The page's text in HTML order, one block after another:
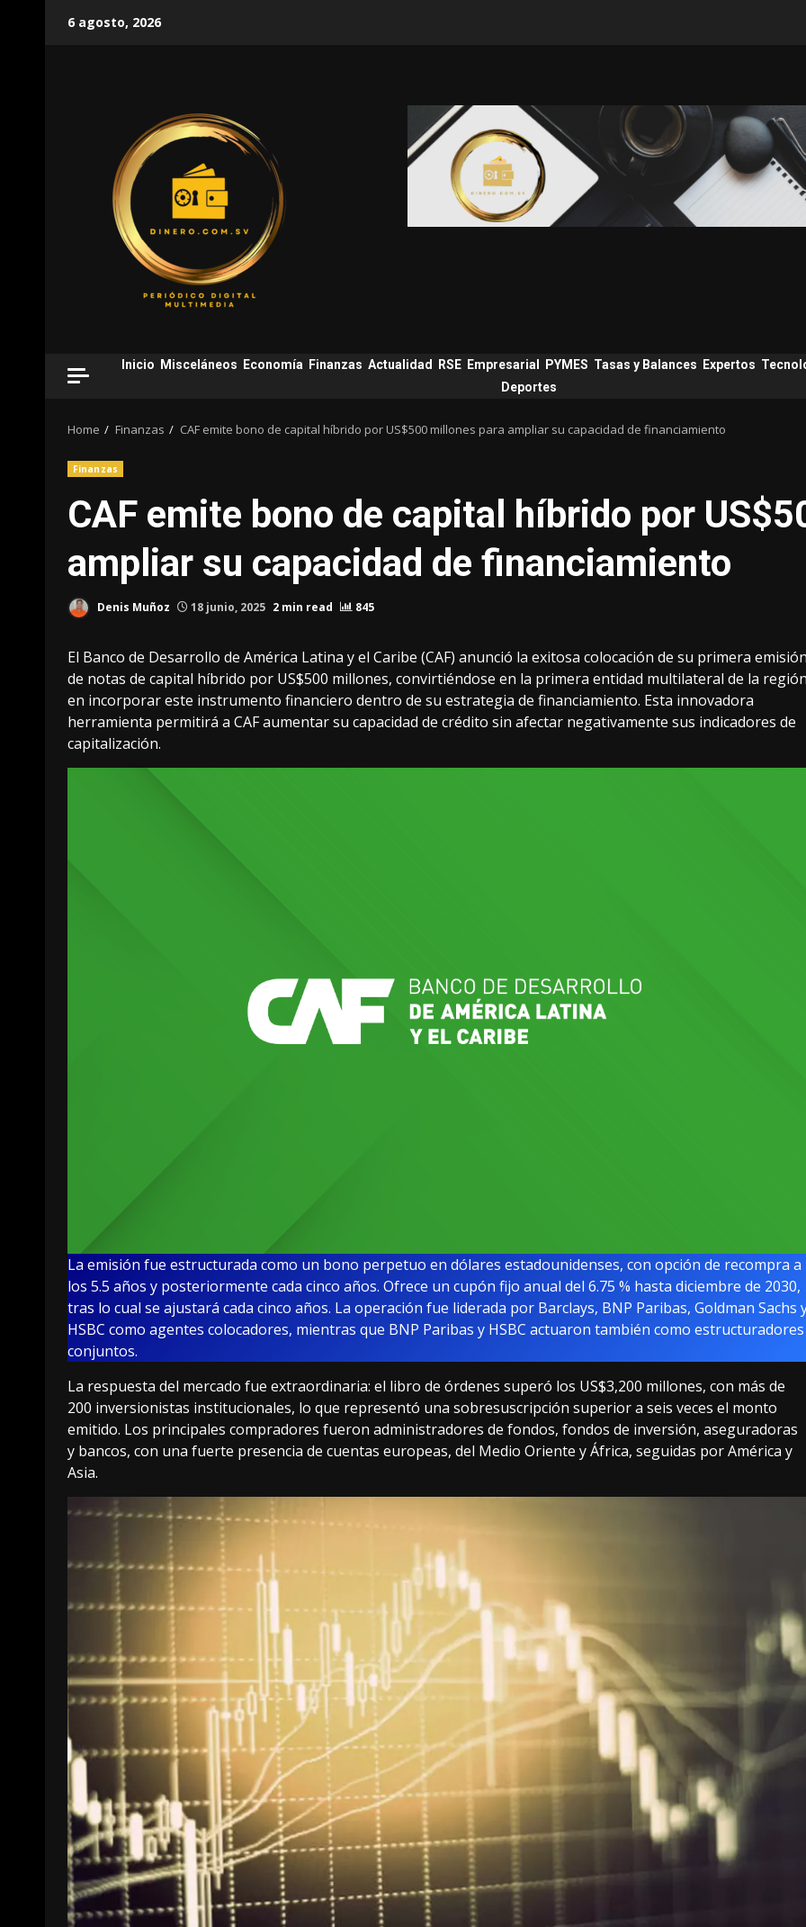
6 agosto, 2026
Inicio Misceláneos Economía Finanzas Actualidad RSE Empresarial PYMES Tasas y Balances Expertos
Deportes
Home Finanzas CAF emite bono de capital híbrido por US$500 millones para ampliar su capacidad de financiamiento
Finanzas
CAF emite bono de capital híbrido por
ampliar su capacidad de financiamiento
Denis Muñoz 18 junio, 2025 2 min read 845
El Banco de Desarrollo de América Latina y el Caribe (CAF) anunció la exitosa colocación de su primera
de notas de capital híbrido por US$500 millones, convirtiéndose en la primera entidad multilateral de la
en incorporar este instrumento financiero dentro de su estrategia de financiamiento. Esta innovadora
herramienta permitirá a CAF aumentar su capacidad de crédito sin afectar negativamente sus indicadores de
capitalización.
La emisión fue estructurada como un bono perpetuo en dólares estadounidenses, con opción de recompra a
los 5.5 años y posteriormente cada cinco años. Ofrece un cupón fijo anual del 6.75 % hasta diciembre de 2030,
tras lo cual se ajustará cada cinco años. La operación fue liderada por Barclays, BNP Paribas, Goldman Sachs
HSBC como agentes colocadores, mientras que BNP Paribas y HSBC actuaron también como estructuradores
conjuntos.
La respuesta del mercado fue extraordinaria: el libro de órdenes superó los US$3,200 millones, con más de
200 inversionistas institucionales, lo que representó una sobresuscripción superior a seis veces el monto
emitido. Los principales compradores fueron administradores de fondos, fondos de inversión, aseguradoras
y bancos, con una fuerte presencia de cuentas europeas, del Medio Oriente y África, seguidas por América y
Asia.